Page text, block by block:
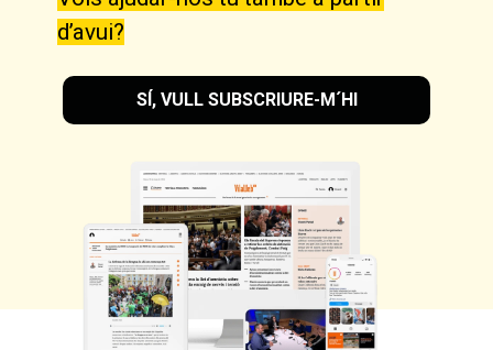
d’avui?
SÍ, VULL SUBSCRIURE-M´HI